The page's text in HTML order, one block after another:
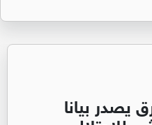
يصدر بيانا